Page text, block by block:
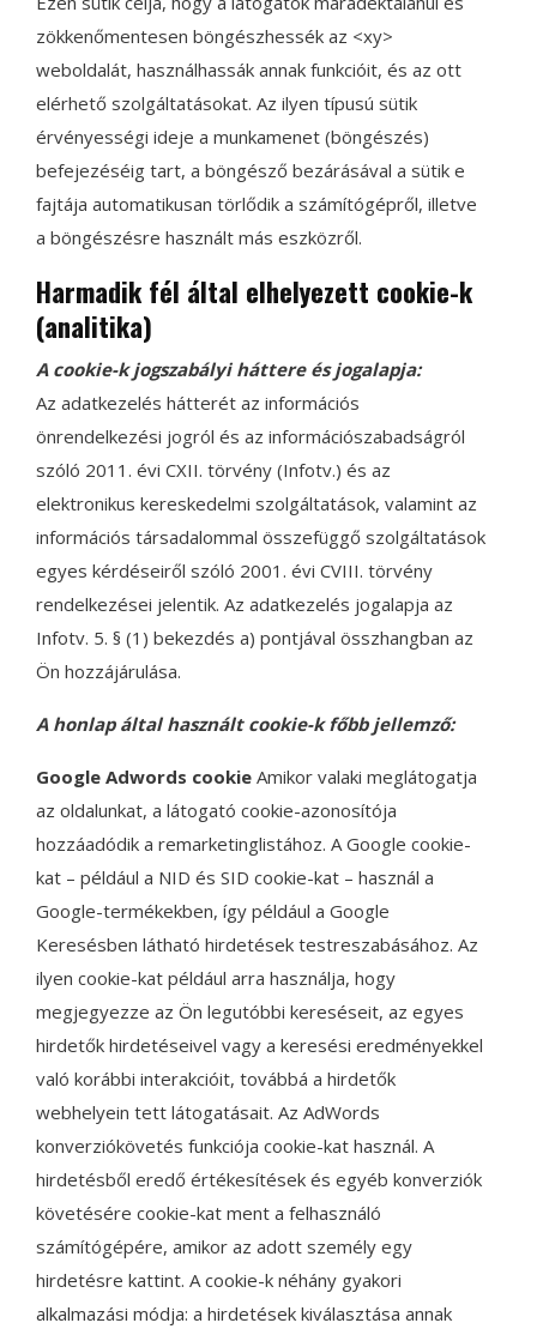
zökkenőmentesen böngészhessék az <xy>
weboldalát, használhassák annak funkcióit, és az ott
elérhető szolgáltatásokat. Az ilyen típusú sütik
érvényességi ideje a munkamenet (böngészés)
befejezéséig tart, a böngésző bezárásával a sütik e
fajtája automatikusan törlődik a számítógépről, illetve
a böngészésre használt más eszközről.
Harmadik fél által elhelyezett cookie-k
(analitika)
A cookie-k jogszabályi háttere és jogalapja:
Az adatkezelés hátterét az információs
önrendelkezési jogról és az információszabadságról
szóló 2011. évi CXII. törvény (Infotv.) és az
elektronikus kereskedelmi szolgáltatások, valamint az
információs társadalommal összefüggő szolgáltatások
egyes kérdéseiről szóló 2001. évi CVIII. törvény
rendelkezései jelentik. Az adatkezelés jogalapja az
Infotv. 5. § (1) bekezdés a) pontjával összhangban az
Ön hozzájárulása.
A honlap által használt cookie-k főbb jellemző:
Google Adwords cookie Amikor valaki meglátogatja
az oldalunkat, a látogató cookie-azonosítója
hozzáadódik a remarketinglistához. A Google cookie-
kat – például a NID és SID cookie-kat – használ a
Google-termékekben, így például a Google
Keresésben látható hirdetések testreszabásához. Az
ilyen cookie-kat például arra használja, hogy
megjegyezze az Ön legutóbbi kereséseit, az egyes
hirdetők hirdetéseivel vagy a keresési eredményekkel
való korábbi interakcióit, továbbá a hirdetők
webhelyein tett látogatásait. Az AdWords
konverziókövetés funkciója cookie-kat használ. A
hirdetésből eredő értékesítések és egyéb konverziók
követésére cookie-kat ment a felhasználó
számítógépére, amikor az adott személy egy
hirdetésre kattint. A cookie-k néhány gyakori
alkalmazási módja: a hirdetések kiválasztása annak